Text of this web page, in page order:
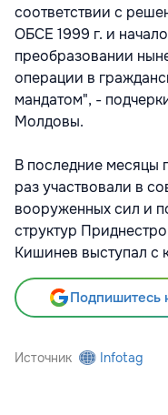
соответствии с
ОБСЕ 1999 г. и
преобразовании
операции в
мандатом", -
Молдовы.
В последние месяцы
раз участвовали в
вооруженных сил и
структур
Кишинев выступал с
Подпишитесь
Источник Infotag